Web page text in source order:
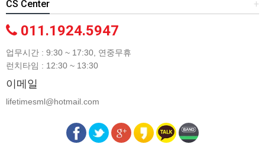
+
CS Center
011.1924.5947
업무시간 : 9:30 ~ 17:30, 연중무휴
런치타임 : 12:30 ~ 13:30
이메일
lifetimesml@hotmail.com